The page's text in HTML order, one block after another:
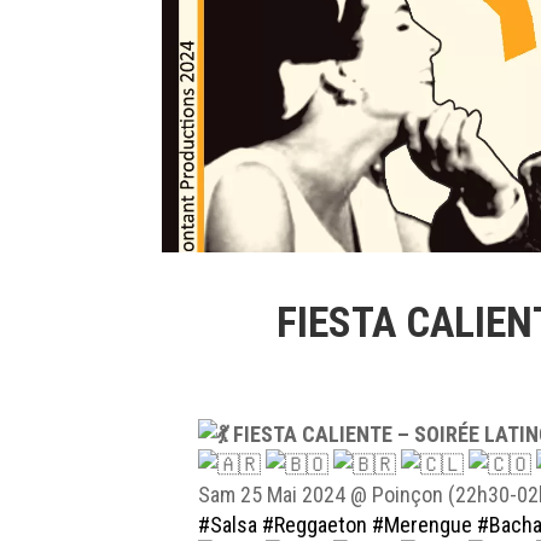
FIESTA
FIESTA CALIENTE – SOIRÉE
Sam 25 Mai 2024 @ Poinçon (22h30-
#Salsa #Reggaeton #Merengue